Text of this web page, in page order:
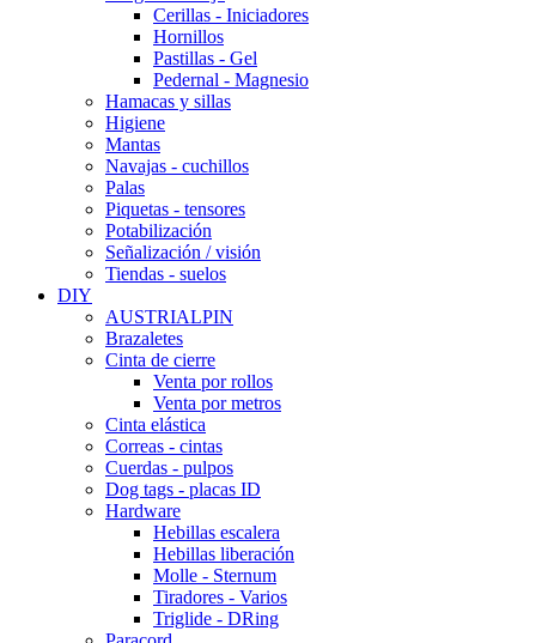
Cerillas - Iniciadores
Hornillos
Pastillas - Gel
Pedernal - Magnesio
Hamacas y sillas
Higiene
Mantas
Navajas - cuchillos
Palas
Piquetas - tensores
Potabilización
Señalización / visión
Tiendas - suelos
DIY
AUSTRIALPIN
Brazaletes
Cinta de cierre
Venta por rollos
Venta por metros
Cinta elástica
Correas - cintas
Cuerdas - pulpos
Dog tags - placas ID
Hardware
Hebillas escalera
Hebillas liberación
Molle - Sternum
Tiradores - Varios
Triglide - DRing